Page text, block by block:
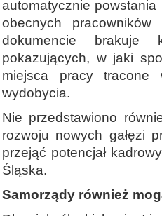
automatycznie
obecnych
dokumencie brakuje
pokazujących, w jaki
miejsca pracy tracone
wydobycia.
Nie przedstawiono
rozwoju nowych gałęzi
przejąć potencjał
Śląska.
Samorządy również